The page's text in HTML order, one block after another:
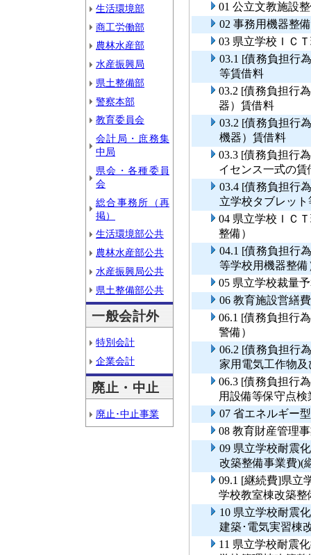
生活環境部
商工労働部
農林水産部
水産振興局
県土整備部
警察本部
教育委員会
会計局・庶務集
中局
県会・各種委員
会
総合事務所（再
掲）
生活環境部公共
農林水産部公共
水産振興局公共
県土整備部公共
一般会計外
特別会計
企業会計
廃止・中止
廃止･中止事業
01 公立文教施設
02 事務用機器整
03 県立学校ＩＣ
03.1 [債務負担行
等賃借料
03.2 [債務負担行
器）賃借料
03.2 [債務負担行
機器）賃借料
03.3 [債務負担行
イセンス一式の賃
03.4 [債務負担行
立学校タブレッ
04 県立学校ＩＣ
整備）
04.1 [債務負担行
等学校用機器整備
05 県立学校裁量
06 教育施設営繕費
06.1 [債務負担行
警備）
06.2 [債務負担行
家用電気工作物
06.3 [債務負担行
用設備等保守点検
07 省エネルギー
08 教育財産管理
09 県立学校耐震
改築整備事業費)(
09.1 [継続費]県立
学校教室棟改築整
10 県立学校耐震
建築･電気実習棟
11 県立学校耐震